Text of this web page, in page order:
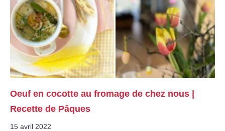
Oeuf en cocotte au fromage de chez nous |
Recette de Pâques
15 avril 2022